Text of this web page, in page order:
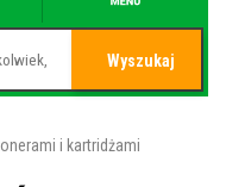
Wyszukaj
i kartridżami